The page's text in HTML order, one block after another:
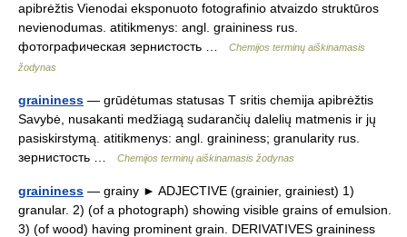
apibrėžtis Vienodai eksponuoto fotografinio atvaizdo struktūros
nevienodumas. atitikmenys: angl. graininess rus.
фотографическая зернистость …
Chemijos terminų aiškinamasis
žodynas
graininess — grūdėtumas statusas T sritis chemija apibrėžtis
Savybė, nusakanti medžiagą sudarančių dalelių matmenis ir jų
pasiskirstymą. atitikmenys: angl. graininess; granularity rus.
зернистость …
Chemijos terminų aiškinamasis žodynas
graininess — grainy ► ADJECTIVE (grainier, grainiest) 1)
granular. 2) (of a photograph) showing visible grains of emulsion.
3) (of wood) having prominent grain. DERIVATIVES graininess